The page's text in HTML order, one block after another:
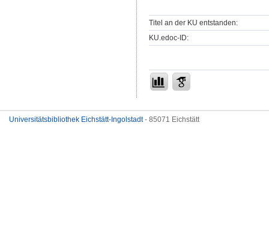
Titel an der KU entstanden:
KU.edoc-ID:
Universitätsbibliothek Eichstätt-Ingolstadt- 85071 Eichstätt